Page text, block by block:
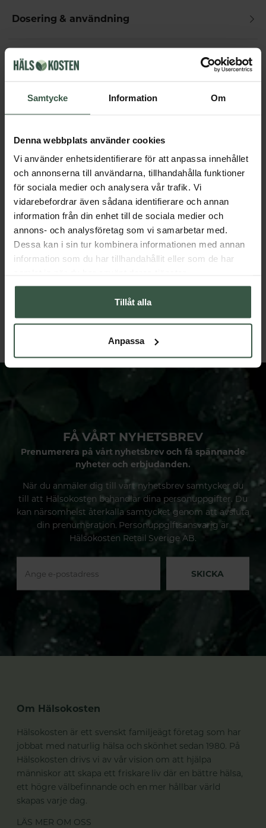
Samtycke Information Om
Denna webbplats använder cookies
Vi använder enhetsidentifierare för att anpassa innehållet
och annonserna till användarna, tillhandahålla funktioner
för sociala medier och analysera vår trafik. Vi
vidarebefordrar även sådana identifierare och annan
information från din enhet till de sociala medier och
annons- och analysföretag som vi samarbetar med.
Dessa kan i sin tur kombinera informationen med annan
information som du har tillhandahållit eller som de har
Tillåt alla
Anpassa
Dosering & användning
Övrigt
Andra köpte också
FÅ VÅRT NYHETSBREV
Prenumerera på vårt nyhetsbrev och få spännande
nyheter och erbjudanden.
När du anmäler dig till vårt nyhetsbrev samtycker du
till att Hälsokosten behandlar dina personuppgifter. Du
kan närsomhelst återkalla samtycket genom att avsluta
din prenumeration. Personuppgiftsansvarig är
Hälsokosten Retail Sverige AB.
SKICKA
Om Hälsokosten
Hälsokosten är ett svenskt familjeägt företag som har
jobbat med naturlig hälsa och skönhet sedan 1980. På
Hälsokosten drivs vi av vår vision om att hjälpa
människor att skapa ett friskare liv där en bättre hälsa,
ett högre välbefinnande och en mer hållbar värld
skapas varje dag.
LÄS MER OM OSS